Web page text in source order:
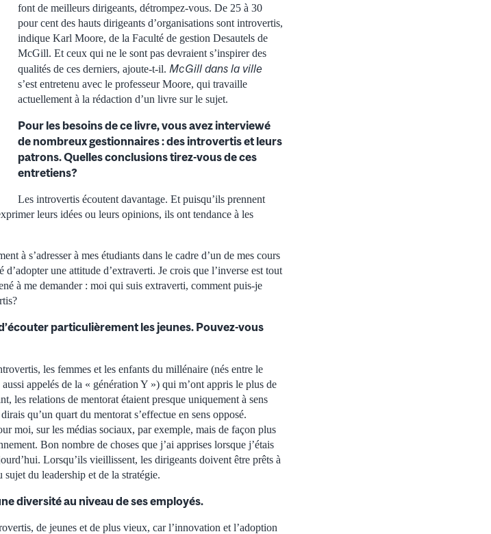
font de meilleurs dirigeants, détrompez-vous. De 25 à 30
pour cent des hauts dirigeants d’organisations sont introvertis,
indique Karl Moore, de la Faculté de gestion Desautels de
McGill. Et ceux qui ne le sont pas devraient s’inspirer des
qualités de ces derniers, ajoute-t-il. McGill dans la ville
s’est entretenu avec le professeur Moore, qui travaille
actuellement à la rédaction d’un livre sur le sujet.
Pour les besoins de ce livre, vous avez interviewé
de nombreux gestionnaires : des introvertis et leurs
patrons. Quelles conclusions tirez-vous de ces
entretiens?
Les introvertis écoutent davantage. Et puisqu’ils prennent
leurs idées ou leurs opinions, ils ont tendance à les
à s’adresser à mes étudiants dans le cadre d’un de mes cours
une attitude d’extraverti. Je crois que l’inverse est tout
à me demander : moi qui suis extraverti, comment puis-je
particulièrement les jeunes. Pouvez-vous
les femmes et les enfants du millénaire (nés entre le
appelés de la « génération Y ») qui m’ont appris le plus de
les relations de mentorat étaient presque uniquement à sens
qu’un quart du mentorat s’effectue en sens opposé.
moi, sur les médias sociaux, par exemple, mais de façon plus
Bon nombre de choses que j’ai apprises lorsque j’étais
Lorsqu’ils vieillissent, les dirigeants doivent être prêts à
du leadership et de la stratégie.
diversité au niveau de ses employés.
de jeunes et de plus vieux, car l’innovation et l’adoption